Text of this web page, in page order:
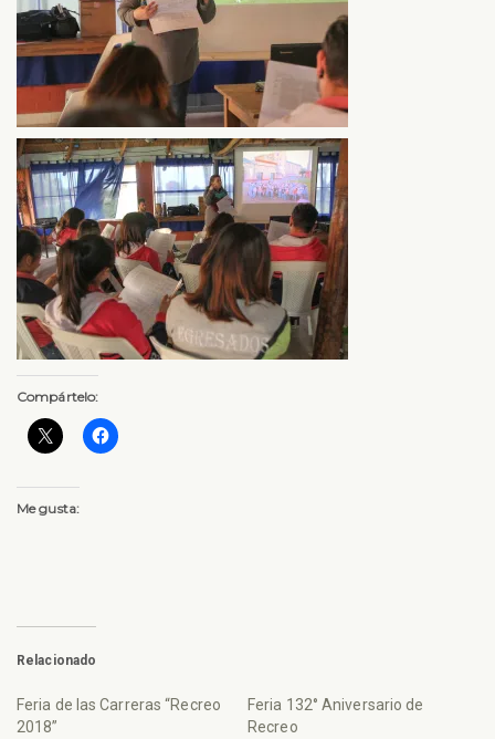
Compártelo:
Me gusta:
Relacionado
Feria de las Carreras “Recreo
2018”
Feria 132° Aniversario de
Recreo